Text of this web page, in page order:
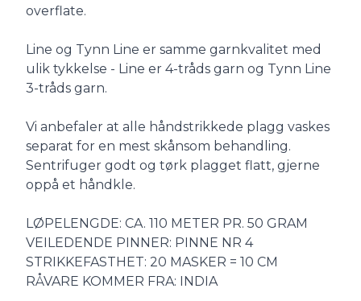
overflate.
Line og Tynn Line er samme garnkvalitet med
ulik tykkelse - Line er 4-tråds garn og Tynn Line
3-tråds garn.
Vi anbefaler at alle håndstrikkede plagg vaskes
separat for en mest skånsom behandling.
Sentrifuger godt og tørk plagget flatt, gjerne
oppå et håndkle.
LØPELENGDE: CA. 110 METER PR. 50 GRAM
VEILEDENDE PINNER: PINNE NR 4
STRIKKEFASTHET: 20 MASKER = 10 CM
RÅVARE KOMMER FRA: INDIA